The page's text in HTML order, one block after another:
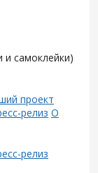
и самоклейки)
релиз О
релиз